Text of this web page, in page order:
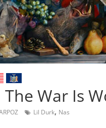
The War Is
Lil Durk, Nas